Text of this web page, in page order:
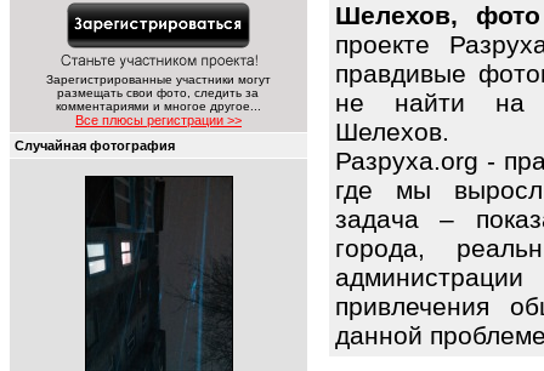
Зарегистрированные участники могут
размещать свои фото, следить за
комментариями и многое другое...
Все плюсы регистрации >>
Случайная фотография
Шелехов,
проекте
правдивые
не найти на
Шелехов.
Разруха.org -
где мы
задача –
города,
привлечения
данной